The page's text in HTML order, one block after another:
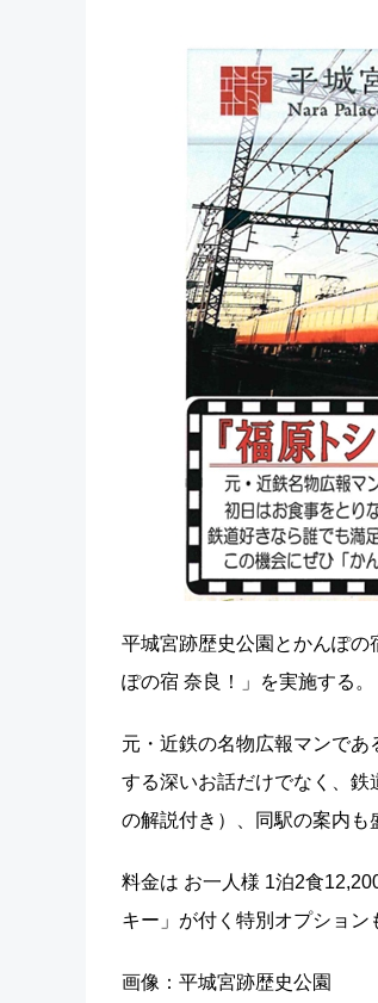
平城宮跡歴史公園とかんぽ
ぽの宿 奈良！」を実施する。
元・近鉄の名物広報マンで
する深いお話だけでなく、
の解説付き）、同駅の案内も
料金は お一人様 1泊2食
キー」が付く特別オプション
画像：平城宮跡歴史公園